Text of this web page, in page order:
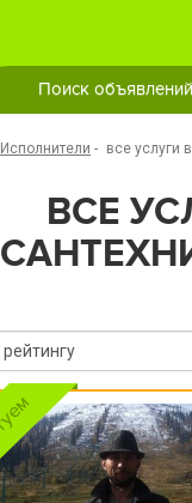
Поиск объявлений
Исполнители - все услуги
ВСЕ